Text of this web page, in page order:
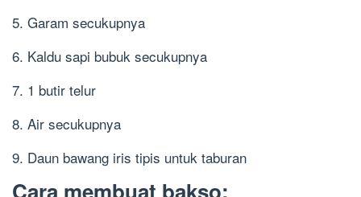
5. Garam secukupnya
6. Kaldu sapi bubuk secukupnya
7. 1 butir telur
8. Air secukupnya
9. Daun bawang iris tipis untuk taburan